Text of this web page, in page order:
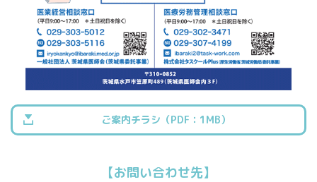
ご案内チラシ（PDF：1MB）
【お問い合わせ先】